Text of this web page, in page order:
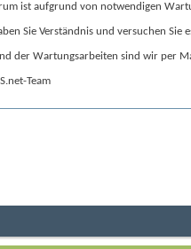
ist aufgrund von notwendigen
Sie Verständnis und versuchen Sie
der Wartungsarbeiten sind wir per
Team